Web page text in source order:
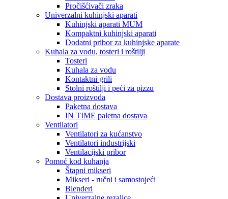
Pročišćivači zraka
Univerzalni kuhinjski aparati
Kuhinjski aparati MUM
Kompaktni kuhinjski aparati
Dodatni pribor za kuhinjske aparate
Kuhala za vodu, tosteri i roštilji
Tosteri
Kuhala za vodu
Kontaktni grili
Stolni roštilji i peći za pizzu
Dostava proizvoda
Paketna dostava
IN TIME paletna dostava
Ventilatori
Ventilatori za kućanstvo
Ventilatori industrijski
Ventilacijski pribor
Pomoć kod kuhanja
Štapni mikseri
Mikseri - ručni i samostojeći
Blenderi